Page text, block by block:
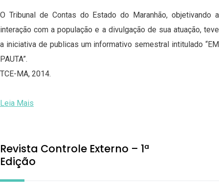
O Tribunal de Contas do Estado do Maranhão, objetivando a
interação com a população e a divulgação de sua atuação, teve
a iniciativa de publicas um informativo semestral intitulado “EM
PAUTA”.
TCE-MA, 2014.
Leia Mais
Revista Controle Externo – 1ª
Edição